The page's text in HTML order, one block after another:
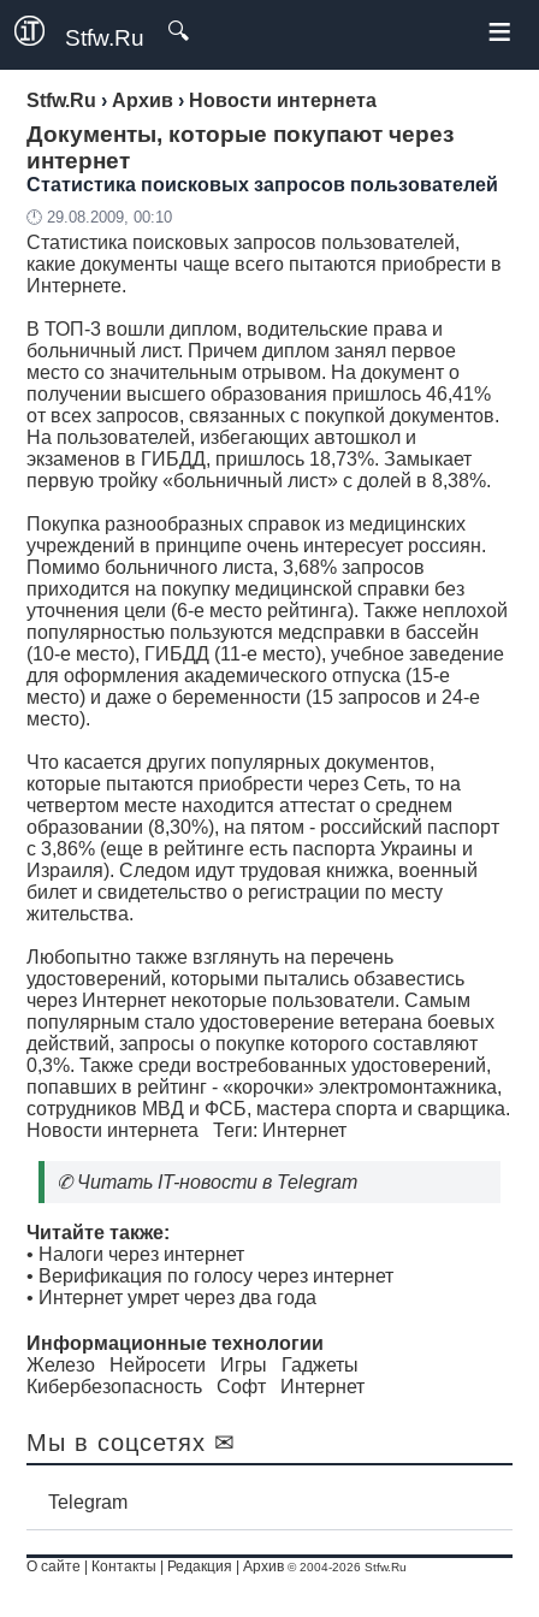
Stfw.Ru 🔍 ≡
Stfw.Ru › Архив › Новости интернета
Документы, которые покупают через
интернет
Статистика поисковых запросов пользователей
🕛 29.08.2009, 00:10
Статистика поисковых запросов пользователей,
какие документы чаще всего пытаются приобрести в
Интернете.
В ТОП-3 вошли диплом, водительские права и
больничный лист. Причем диплом занял первое
место со значительным отрывом. На документ о
получении высшего образования пришлось 46,41%
от всех запросов, связанных с покупкой документов.
На пользователей, избегающих автошкол и
экзаменов в ГИБДД, пришлось 18,73%. Замыкает
первую тройку «больничный лист» с долей в 8,38%.
Покупка разнообразных справок из медицинских
учреждений в принципе очень интересует россиян.
Помимо больничного листа, 3,68% запросов
приходится на покупку медицинской справки без
уточнения цели (6-е место рейтинга). Также неплохой
популярностью пользуются медсправки в бассейн
(10-е место), ГИБДД (11-е место), учебное заведение
для оформления академического отпуска (15-е
место) и даже о беременности (15 запросов и 24-е
место).
Что касается других популярных документов,
которые пытаются приобрести через Сеть, то на
четвертом месте находится аттестат о среднем
образовании (8,30%), на пятом - российский паспорт
с 3,86% (еще в рейтинге есть паспорта Украины и
Израиля). Следом идут трудовая книжка, военный
билет и свидетельство о регистрации по месту
жительства.
Любопытно также взглянуть на перечень
удостоверений, которыми пытались обзавестись
через Интернет некоторые пользователи. Самым
популярным стало удостоверение ветерана боевых
действий, запросы о покупке которого составляют
0,3%. Также среди востребованных удостоверений,
попавших в рейтинг - «корочки» электромонтажника,
сотрудников МВД и ФСБ, мастера спорта и сварщика.
Новости интернета Теги: Интернет
✆Читать IT-новости в Telegram
Читайте также:
• Налоги через интернет
• Верификация по голосу через интернет
• Интернет умрет через два года
Информационные технологии
Железо
Нейросети Игры
Гаджеты
Кибербезопасность
Софт Интернет
Мы в соцсетях ✉
Telegram
О сайте Контакты Редакция |Архив © 2004-2026 Stfw.Ru